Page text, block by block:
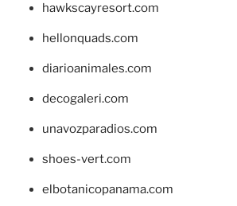
hawkscayresort.com
hellonquads.com
diarioanimales.com
decogaleri.com
unavozparadios.com
shoes-vert.com
elbotanicopanama.com